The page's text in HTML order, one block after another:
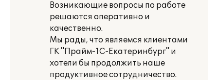
Возникающие вопросы по работе
решаются оперативно и
качественно.
Мы рады, что являемся клиентами
ГК "Прайм-1С-Екатеринбург" и
хотели бы продолжить наше
продуктивное сотрудничество.